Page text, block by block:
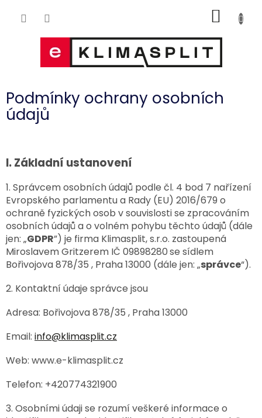
KOŠÍK
Podmínky ochrany osobních
údajů
I.Základní ustanovení
1. Správcem osobních údajů podle čl. 4 bod 7 nařízení
Evropského parlamentu a Rady (EU) 2016/679 o
ochraně fyzických osob v souvislosti se zpracováním
osobních údajů a o volném pohybu těchto údajů (dále
jen: „GDPR”) je firma Klimasplit, s.r.o. zastoupená
Miroslavem Gritzerem IČ 09898280se sídlem
Bořivojova 878/35 , Praha 13000 (dále jen: „správce“).
2. Kontaktní údaje správce jsou
Adresa: Bořivojova 878/35 , Praha 13000
Email: info@klimasplit.cz
Web: www.e-klimasplit.cz
Telefon: +420774321900
3. Osobními údaji se rozumí veškeré informace o